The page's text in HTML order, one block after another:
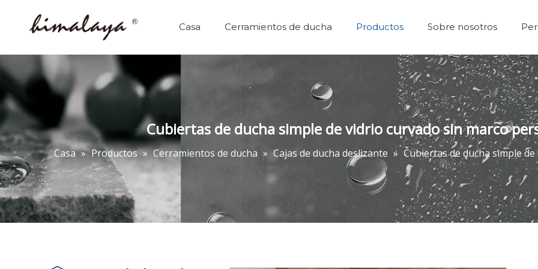
Casa Cerramientos de ducha Productos Sobre nosotros
Cubiertas de ducha simple de vidrio curvado sin marco
Casa » Productos » Cerramientos de ducha » Cajas de ducha deslizante » Cubiertas de ducha simple